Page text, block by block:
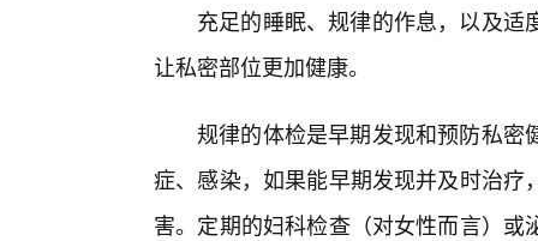
充足的睡眠、规律的作息，以及
让私密部位更加健康。
规律的体检是早期发现和预防私密
症、感染，如果能早期发现并及时治
害。定期的妇科检查（对女性而言）